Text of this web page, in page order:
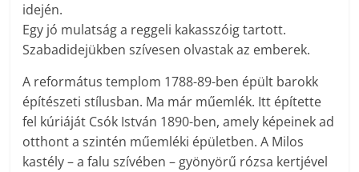
idején.
Egy jó mulatság a reggeli kakasszóig tartott.
Szabadidejükben szívesen olvastak az emberek.
A református templom 1788-89-ben épült barokk
építészeti stílusban. Ma már műemlék. Itt építette
fel kúriáját Csók István 1890-ben, amely képeinek ad
otthont a szintén műemléki épületben. A Milos
kastély – a falu szívében – gyönyörű rózsa kertjével